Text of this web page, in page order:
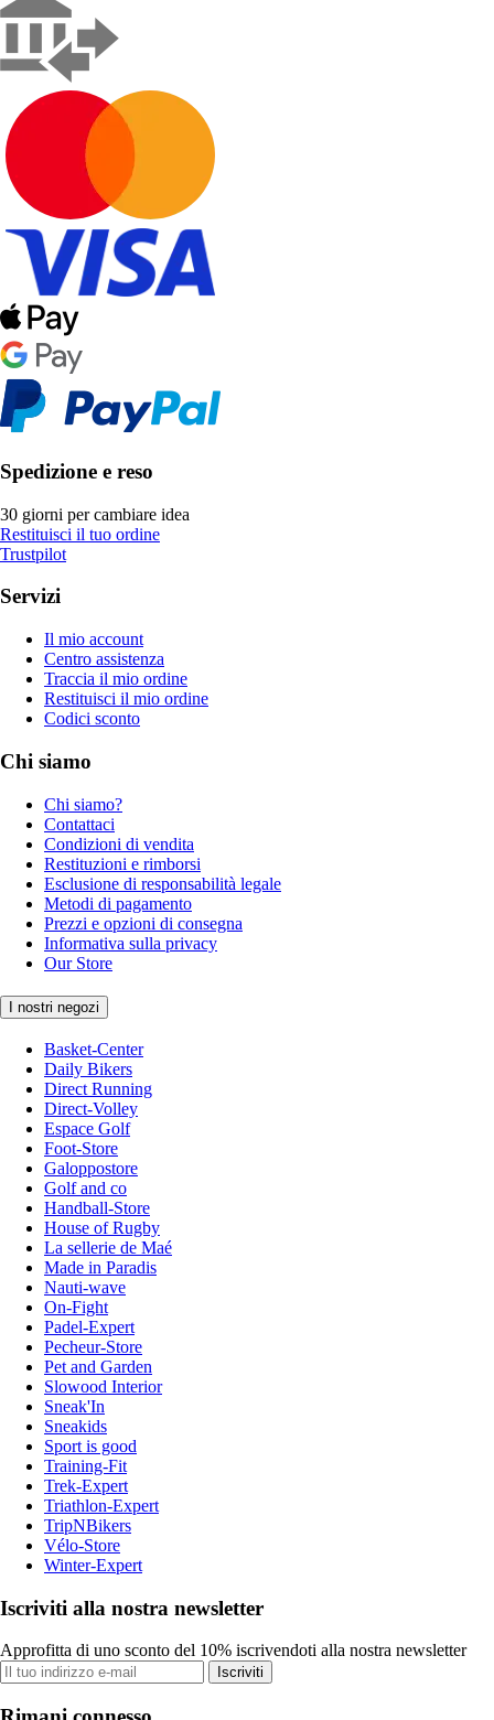
Spedizione e reso
30 giorni per cambiare idea
Restituisci il tuo ordine
Trustpilot
Servizi
Il mio account
Centro assistenza
Traccia il mio ordine
Restituisci il mio ordine
Codici sconto
Chi siamo
Chi siamo?
Contattaci
Condizioni di vendita
Restituzioni e rimborsi
Esclusione di responsabilità legale
Metodi di pagamento
Prezzi e opzioni di consegna
Informativa sulla privacy
Our Store
I nostri negozi
Basket-Center
Daily Bikers
Direct Running
Direct-Volley
Espace Golf
Foot-Store
Galoppostore
Golf and co
Handball-Store
House of Rugby
La sellerie de Maé
Made in Paradis
Nauti-wave
On-Fight
Padel-Expert
Pecheur-Store
Pet and Garden
Slowood Interior
Sneak'In
Sneakids
Sport is good
Training-Fit
Trek-Expert
Triathlon-Expert
TripNBikers
Vélo-Store
Winter-Expert
Iscriviti alla nostra newsletter
Approfitta di uno sconto del 10% iscrivendoti alla nostra newsletter
Iscriviti